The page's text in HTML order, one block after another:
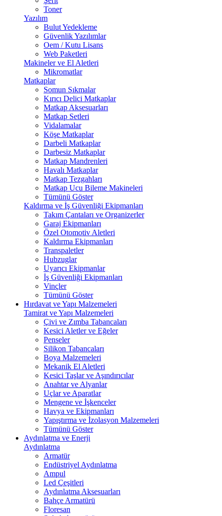
Toner
Yazılım
Bulut Yedekleme
Güvenlik Yazılımlar
Oem / Kutu Lisans
Web Paketleri
Makineler ve El Aletleri
Mikromatlar
Matkaplar
Somun Sıkmalar
Kırıcı Delici Matkaplar
Matkap Aksesuarları
Matkap Setleri
Vidalamalar
Köşe Matkaplar
Darbeli Matkaplar
Darbesiz Matkaplar
Matkap Mandrenleri
Havalı Matkaplar
Matkap Tezgahları
Matkap Ucu Bileme Makineleri
Tümünü Göster
Kaldırma ve İş Güvenliği Ekipmanları
Takım Çantaları ve Organizerler
Garaj Ekipmanları
Özel Otomotiv Aletleri
Kaldırma Ekipmanları
Transpaletler
Hubzuglar
Uyarıcı Ekipmanlar
İş Güvenliği Ekipmanları
Vinçler
Tümünü Göster
Hırdavat ve Yapı Malzemeleri
Tamirat ve Yapı Malzemeleri
Çivi ve Zımba Tabancaları
Kesici Aletler ve Eğeler
Penseler
Silikon Tabancaları
Boya Malzemeleri
Mekanik El Aletleri
Kesici Taşlar ve Aşındırıcılar
Anahtar ve Alyanlar
Uçlar ve Aparatlar
Mengene ve İşkenceler
Havya ve Ekipmanları
Yapıştırma ve İzolasyon Malzemeleri
Tümünü Göster
Aydınlatma ve Enerji
Aydınlatma
Armatür
Endüstriyel Aydınlatma
Ampul
Led Çeşitleri
Aydınlatma Aksesuarları
Bahçe Armatürü
Floresan